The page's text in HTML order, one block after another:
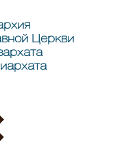
Церкви